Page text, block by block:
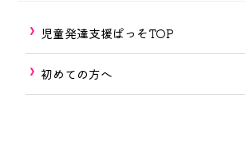
児童発達支援ぱっそTOP
初めての方へ